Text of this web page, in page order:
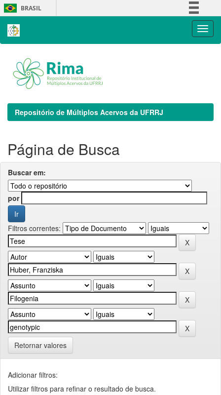
Skip
navigation
BRASIL
Repositório de Múltiplos Acervos da UFRRJ
Página de Busca
Buscar em:
por
Filtros correntes:
Retornar valores
Adicionar filtros:
Utilizar filtros para refinar o resultado de busca.